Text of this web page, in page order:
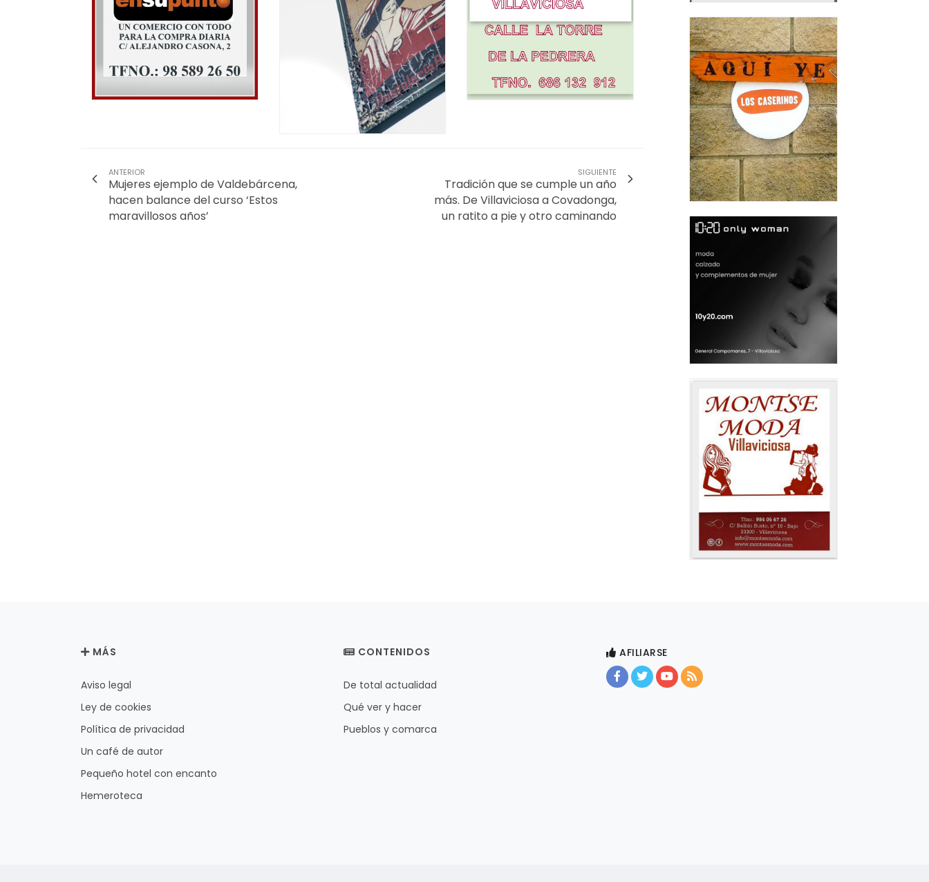
ANTERIOR
Mujeres ejemplo de Valdebárcena,
hacen balance del curso ‘Estos
maravillosos años’
SIGUIENTE
Tradición que se cumple un año
más. De Villaviciosa a Covadonga,
un ratito a pie y otro caminando
MÁS
Aviso legal
Ley de cookies
Política de privacidad
Un café de autor
Pequeño hotel con encanto
Hemeroteca
CONTENIDOS
De total actualidad
Qué ver y hacer
Pueblos y comarca
AFILIARSE